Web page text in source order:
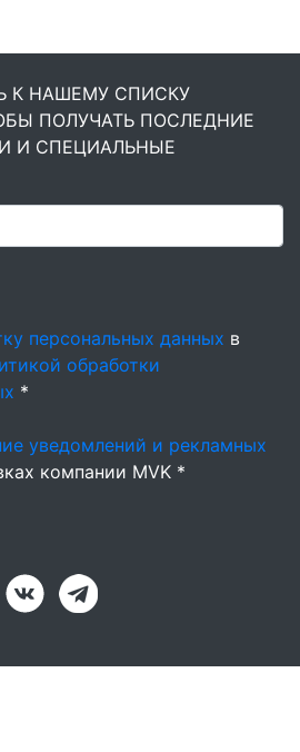
К НАШЕМУ СПИСКУ
ПОЛУЧАТЬ ПОСЛЕДНИЕ
И СПЕЦИАЛЬНЫЕ
персональных данных в
обработки
*
уведомлений и рекламных
компании MVK *